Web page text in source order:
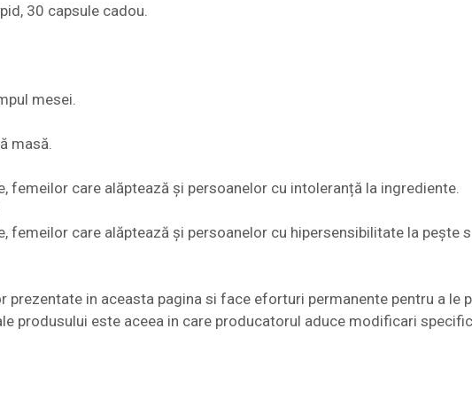
30 capsule cadou.
mesei.
masă.
care alăptează și persoanelor cu intoleranță la ingrediente.
care alăptează și persoanelor cu hipersensibilitate la pește
in aceasta pagina si face eforturi permanente pentru a le
produsului este aceea in care producatorul aduce modificari